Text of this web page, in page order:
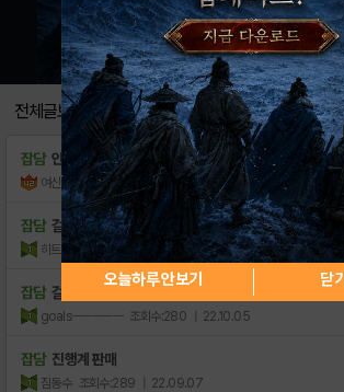
전체글보기
잡담 안녕하세요!
여신임화영♡ 조회수:118 | 23.01.15
잡담 걸카페건 팬북 ㅍㅍ~ (미개봉 새제품)
히트힌트 조회수:262 | 22.11.02
잡담 걸카페건에 350만원쓰고 미련없이접었네요.....
goalsㅡㅡㅡㅡㅡ 조회수:280 | 22.10.05
잡담 진행계 판매
짐동수 조회수:289 | 22.09.07
오늘하루 안보기 닫기